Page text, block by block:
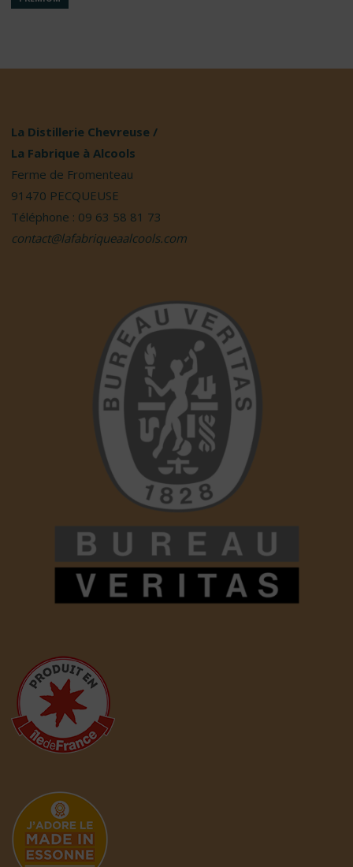
La Distillerie Chevreuse /
La Fabrique à Alcools
Ferme de Fromenteau
91470 PECQUEUSE
Téléphone : 09 63 58 81 73
contact@lafabriqueaalcools.com